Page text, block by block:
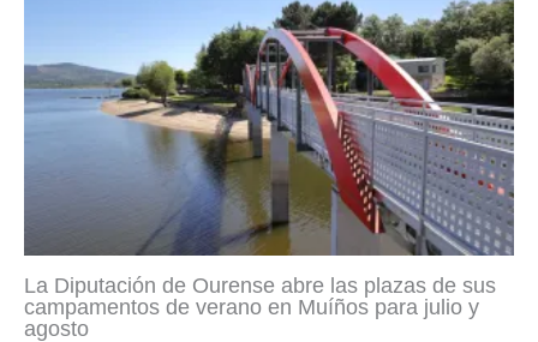
La Diputación de Ourense abre las plazas de sus
campamentos de verano en Muíños para julio y
agosto